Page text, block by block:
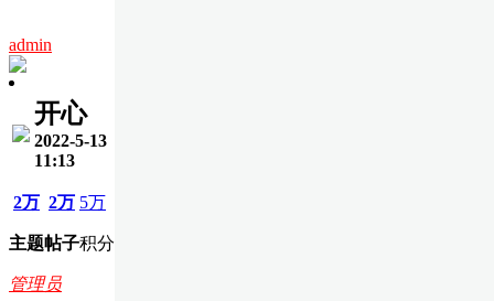
admin
开心
2022-5-13
11:13
2万
主题
2万
帖子
5万
积分
管理员